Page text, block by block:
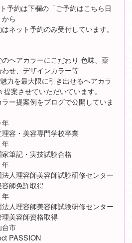
予約は下欄の「ご予約はこちら日
ら
ネット予約のみ受付しています。
ヘアカラーにこだわり 色味、薬
せ、デザインカラー等
力を最大限に引き出せるヘアカラ
提案させていただいています。
ー提案例をブログで公開していま
年
容・美容専門学校卒業
年
家筆記・実技試験合格
年
人理容師美容師試験研修センター
師免許取得
年
人理容師美容師試験研修センター
美容師資格取得
台市
PASSION